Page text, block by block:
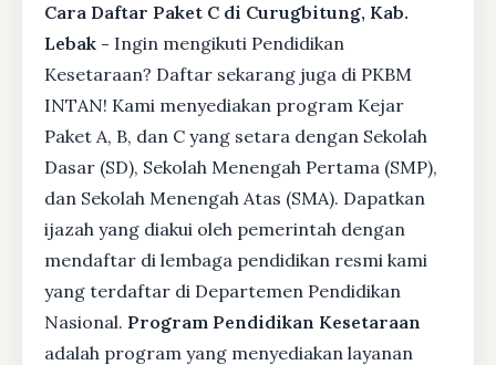
Cara Daftar Paket C di Curugbitung, Kab.
Lebak - Ingin mengikuti Pendidikan
Kesetaraan? Daftar sekarang juga di PKBM
INTAN! Kami menyediakan program Kejar
Paket A, B, dan C yang setara dengan Sekolah
Dasar (SD), Sekolah Menengah Pertama (SMP),
dan Sekolah Menengah Atas (SMA). Dapatkan
ijazah yang diakui oleh pemerintah dengan
mendaftar di lembaga pendidikan resmi kami
yang terdaftar di Departemen Pendidikan
Nasional. Program Pendidikan Kesetaraan
adalah program yang menyediakan layanan